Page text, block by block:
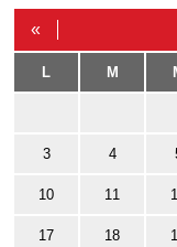
«
L M
3 4
10 11
17 18